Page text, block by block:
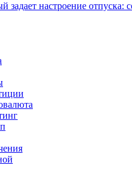
задает настроение отпуска: